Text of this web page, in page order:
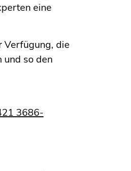
eine
Verfügung, die
so den
3686-